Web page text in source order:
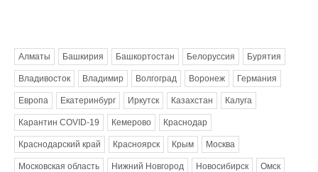
Алматы Башкирия Башкортостан Белоруссия Бурятия
Владивосток Владимир Волгоград Воронеж Германия
Европа Екатеринбург Иркутск Казахстан Калуга
Карантин COVID-19 Кемерово Краснодар
Краснодарский край Красноярск Крым Москва
Московская область Нижний Новгород Новосибирск Омск